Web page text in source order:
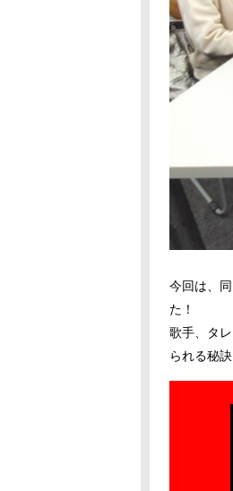
今回は、
た！
歌手、タ
られる秘